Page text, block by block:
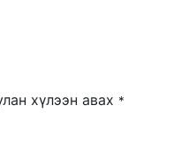
хүлээн авах *